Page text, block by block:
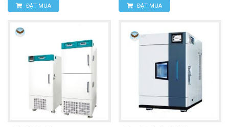
ĐẶT MUA ĐẶT MUA